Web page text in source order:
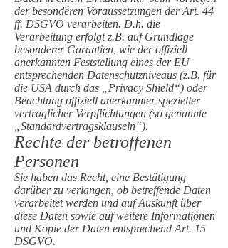
der besonderen Voraussetzungen der Art. 44
ff. DSGVO verarbeiten. D.h. die
Verarbeitung erfolgt z.B. auf Grundlage
besonderer Garantien, wie der offiziell
anerkannten Feststellung eines der EU
entsprechenden Datenschutzniveaus (z.B. für
die USA durch das „Privacy Shield“) oder
Beachtung offiziell anerkannter spezieller
vertraglicher Verpflichtungen (so genannte
„Standardvertragsklauseln“).
Rechte der betroffenen
Personen
Sie haben das Recht, eine Bestätigung
darüber zu verlangen, ob betreffende Daten
verarbeitet werden und auf Auskunft über
diese Daten sowie auf weitere Informationen
und Kopie der Daten entsprechend Art. 15
DSGVO.